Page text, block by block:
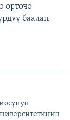
орточо
баалап